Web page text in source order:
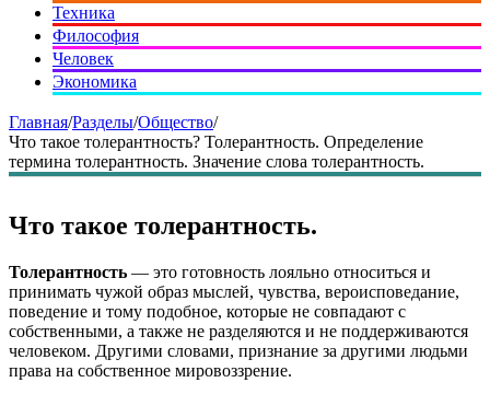
Техника
Философия
Человек
Экономика
Главная/Разделы/Общество/
Что такое толерантность? Толерантность. Определение
термина толерантность. Значение слова толерантность.
Что такое толерантность.
Толерантность — это готовность лояльно относиться и
принимать чужой образ мыслей, чувства, вероисповедание,
поведение и тому подобное, которые не совпадают с
собственными, а также не разделяются и не поддерживаются
человеком. Другими словами, признание за другими людьми
права на собственное мировоззрение.